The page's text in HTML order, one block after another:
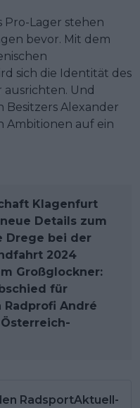
Pro-Lager stehen
bevor. Mit dem
sich die Identität des
Und
Besitzers Alexander
Ambitionen auf ein
Klagenfurt
Details zum
Drege bei der
2024
Großglockner:
für
André
RadsportAktuell-